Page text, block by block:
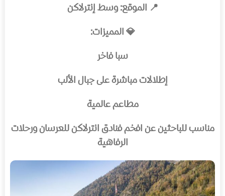
📍 الموقع: وسط إنترلاكن
💎 المميزات:
سبا فاخر
إطلالات مباشرة على جبال الألب
مطاعم عالمية
مناسب للباحثين عن افخم فنادق انترلاكن للعرسان ورحلات
الرفاهية